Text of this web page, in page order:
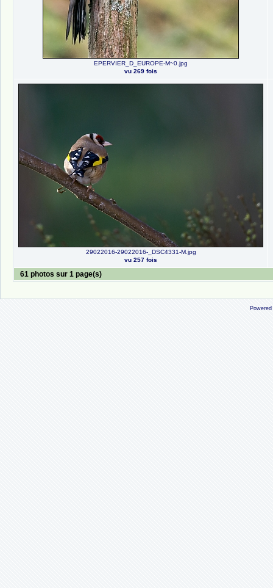
EPERVIER_D_EUROPE-M~0.jpg
vu 269 fois
29022016-29022016-_DSC4331-M.jpg
vu 257 fois
61 photos sur 1 page(s)